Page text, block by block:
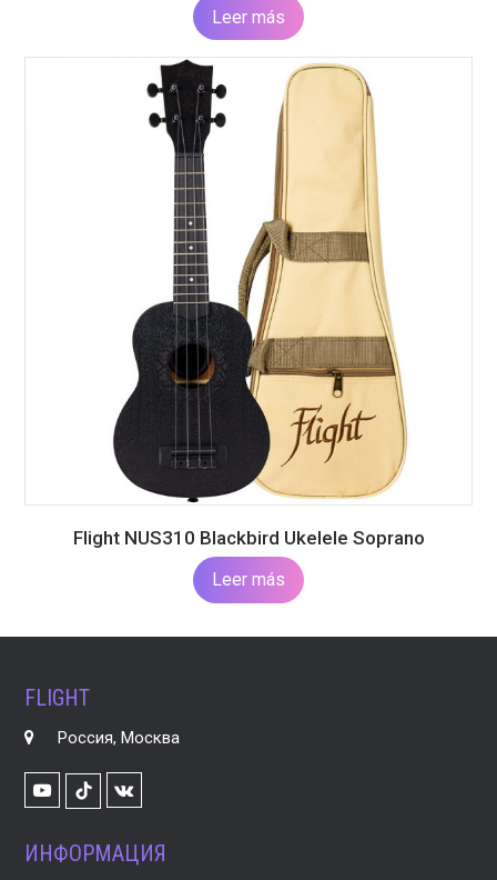
Leer más
Flight NUS310 Blackbird Ukelele Soprano
Leer más
FLIGHT
Россия, Москва
YoutubeTikTok
VK
ИНФОРМАЦИЯ